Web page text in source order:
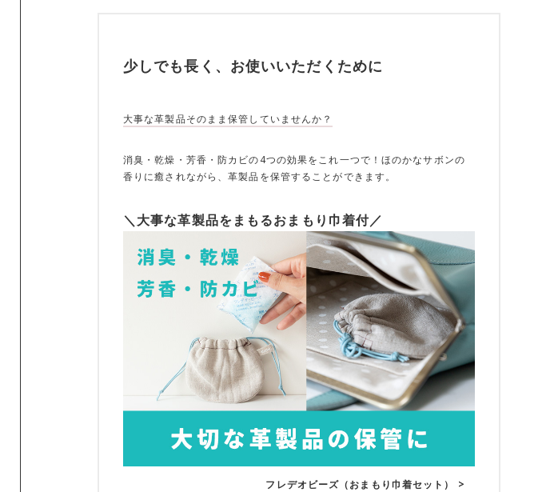
少しでも長く、お使いいただくために
大事な革製品そのまま保管していませんか？
消臭・乾燥・芳香・防カビの4つの効果をこれ一つで！ほのかなサボンの
香りに癒されながら、革製品を保管することができます。
＼大事な革製品をまもるおまもり巾着付／
フレデオビーズ（おまもり巾着セット） >